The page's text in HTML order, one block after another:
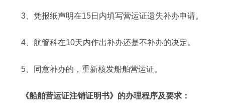
3、凭报纸声明在15日内填写营运证遗失补办申请。
4、航管科在10天内作出补办还是不补办的决定。
5、同意补办的，重新核发船舶营运证。
《船舶营运证注销证明书》的办理程序及要求：